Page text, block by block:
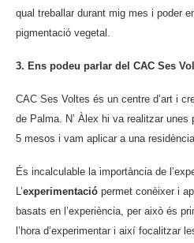
qual treballar durant mig mes i poder
pigmentació vegetal.
3. Ens podeu parlar del CAC Ses
CAC Ses Voltes és un centre d’art i
de Palma. N’ Àlex hi va realitzar
5 mesos i vam aplicar a una
És incalculable la importància de
L’experimentació permet conèixer i
basats en l’experiència, per això és
l’hora d’experimentar i així focalitzar